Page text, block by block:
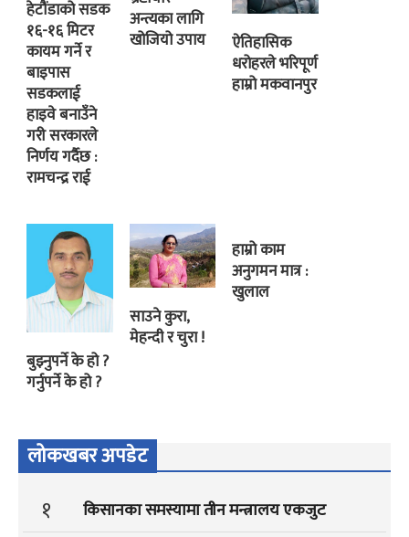
हेटौंडाको सडक
१६-१६ मिटर
कायम गर्ने र
बाइपास
सडकलाई
हाइवे बनाउँने
गरी सरकारले
निर्णय गर्दैछ :
रामचन्द्र राई
अन्त्यका लागि
खोजियो उपाय
ऐतिहासिक
धरोहरले भरिपूर्ण
हाम्रो मकवानपुर
बुझ्नुपर्ने के हो ?
गर्नुपर्ने के हो ?
साउने कुरा,
मेहन्दी र चुरा !
हाम्रो काम
अनुगमन मात्र :
खुलाल
लोकखबर अपडेट
१ किसानका समस्यामा तीन मन्त्रालय एकजुट